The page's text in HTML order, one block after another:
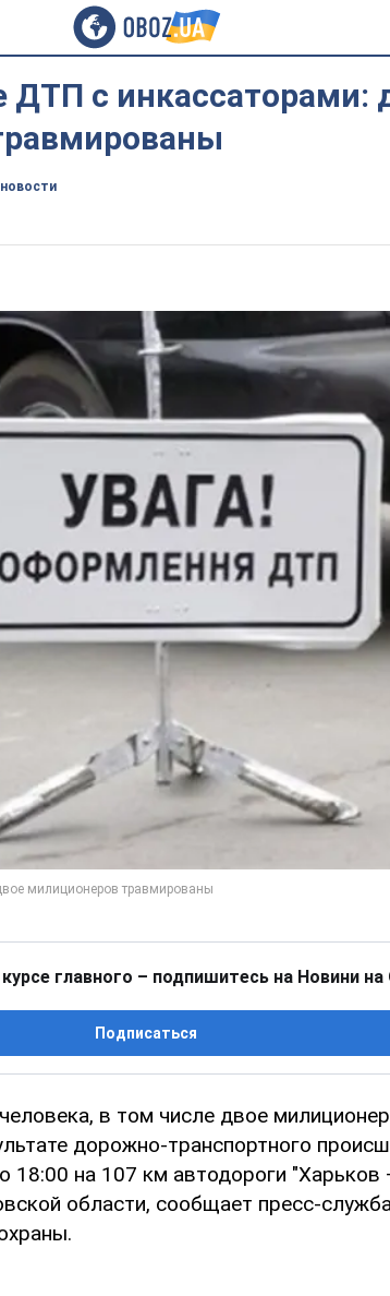
ДТП с инкассаторами:
главного – подпишитесь на Новини на
Подписаться
в том числе двое
дорожно-транспортного
18:00 на 107 км автодороги
области, сообщает пресс-